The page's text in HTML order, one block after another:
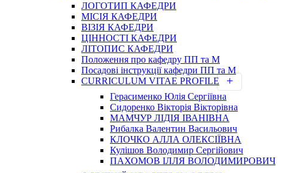
ЛОГОТИП КАФЕДРИ
МІСІЯ КАФЕДРИ
ВІЗІЯ КАФЕДРИ
ЦІННОСТІ КАФЕДРИ
ЛІТОПИС КАФЕДРИ
Положення про кафедру ПП та М
Посадові інструкції кафедри ПП та М
CURRICULUM VITAE PROFILE
Герасименко Юлія Сергіївна
Сидоренко Вікторія Вікторівна
МАМЧУР ЛІДІЯ ІВАНІВНА
Рибалка Валентин Васильович
КЛОЧКО АЛЛА ОЛЕКСІЇВНА
Кулішов Володимир Сергійович
ПАХОМОВ ІЛЛЯ ВОЛОДИМИРОВИЧ